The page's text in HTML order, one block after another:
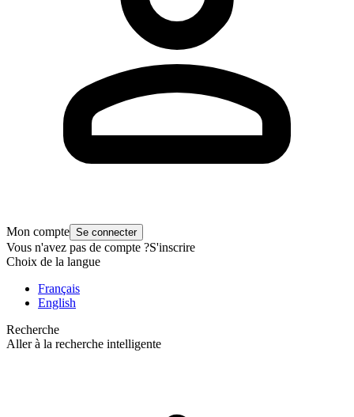
Mon compte Se connecter
Vous n'avez pas de compte ?S'inscrire
Choix de la langue
Français
English
Recherche
Aller à la recherche intelligente